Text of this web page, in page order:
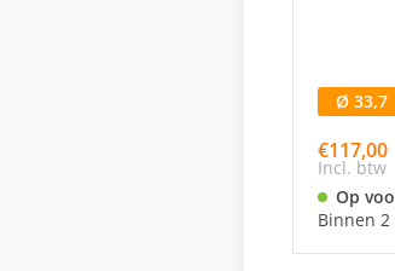
Ø 33,7
€117,00
Incl. btw
Op
Binnen